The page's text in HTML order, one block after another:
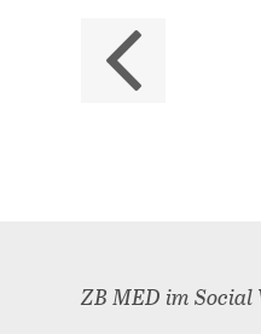
ZB MED im Social